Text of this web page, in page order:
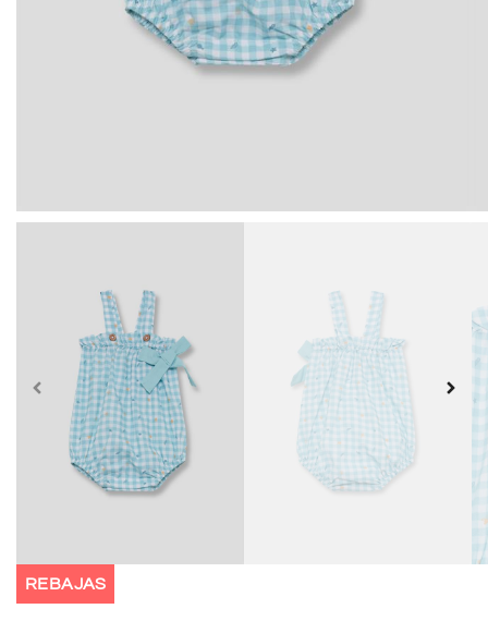
REBAJAS